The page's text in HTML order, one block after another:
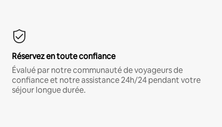
Réservez en toute confiance
Évalué par notre communauté de voyageurs de
confiance et notre assistance 24h/24 pendant votre
séjour longue durée.